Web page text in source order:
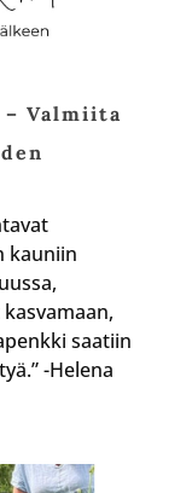
Valmiita
kauniin
saatiin
-Helena